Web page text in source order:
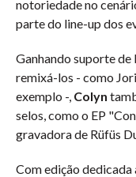
notoriedade no
parte do line-up dos
Ganhando suporte de
remixá-los - como
exemplo -, Colyn
selos, como o EP
gravadora de Rüfüs
Com edição dedicada